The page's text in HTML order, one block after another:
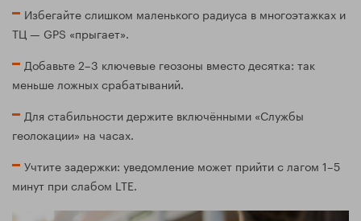
Избегайте слишком маленького радиуса в многоэтажках и
ТЦ — GPS «прыгает».
Добавьте 2–3 ключевые геозоны вместо десятка: так
меньше ложных срабатываний.
Для стабильности держите включёнными «Службы
геолокации» на часах.
Учтите задержки: уведомление может прийти с лагом 1–5
минут при слабом LTE.